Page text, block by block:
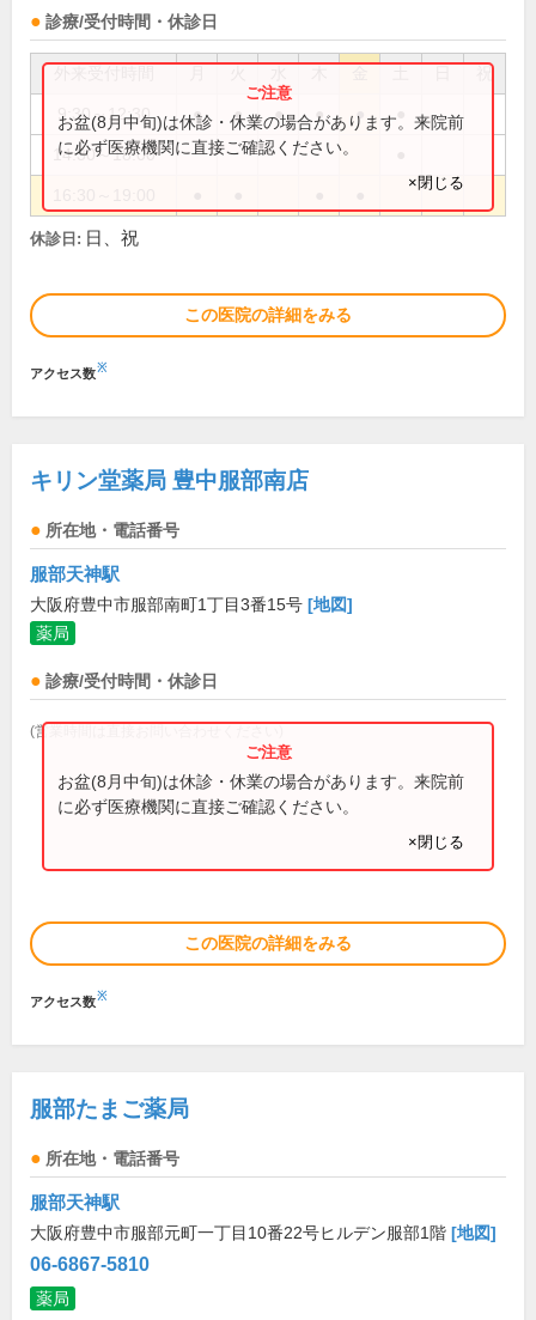
診療/受付時間・休診日
祝
9:30～12:30 ● ● ● ● ●
14:30～18:00
お盆(8月中旬)は休診・休業の場合があります。来院前
に必ず医療機関に直接ご確認ください。
×閉じる
休診日: 日、祝
この医院の詳細をみる
アクセス数※
キリン堂薬局 豊中服部南店
所在地・電話番号
服部天神駅
大阪府豊中市服部南町1丁目3番15号 [地図]
薬局
診療/受付時間・休診日
(営業時間は直接お問い合わせください)
お盆(8月中旬)は休診・休業の場合があります。来院前
に必ず医療機関に直接ご確認ください。
×閉じる
この医院の詳細をみる
アクセス数※
服部たまご薬局
所在地・電話番号
服部天神駅
大阪府豊中市服部元町一丁目10番22号ヒルデン服部1階 [地図]
06-6867-5810
薬局